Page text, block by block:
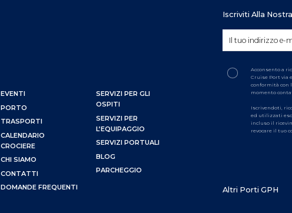
EVENTI
PORTO
TRASPORTI
CALENDARIO
CROCIERE
CHI SIAMO
CONTATTI
DOMANDE FREQUENTI
SERVIZI PER GLI
OSPITI
SERVIZI PER
L’EQUIPAGGIO
SERVIZI PORTUALI
BLOG
PARCHEGGIO
Iscriviti Alla
Acconsento a
Cruise Port via
conformità con
momento
Iscrivendoti,
ed utilizzati
incluso il
revocare il tuo
Altri Porti GPH